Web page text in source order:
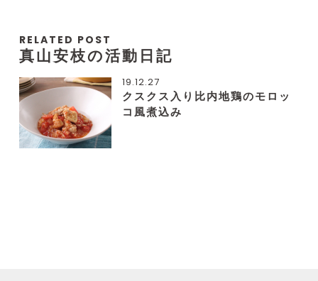
RELATED POST
真山安枝の活動日記
19.12.27
クスクス入り比内地鶏のモロッ
コ風煮込み